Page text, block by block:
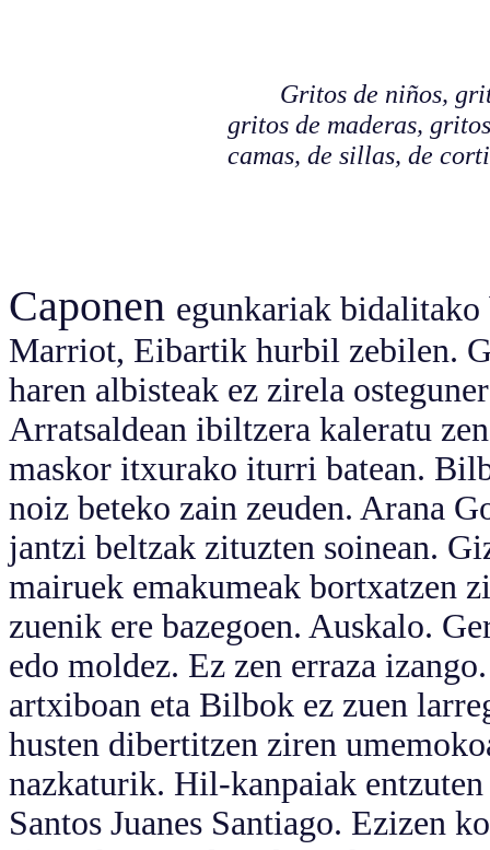
Gritos de niños,
gritos de maderas,
camas, de sillas, de
Caponen egunkariak bidalitako
Marriot, Eibartik hurbil zebilen.
haren albisteak ez zirela
Arratsaldean ibiltzera kaleratu
maskor itxurako iturri batean.
noiz beteko zain zeuden. Arana
jantzi beltzak zituzten soinean.
mairuek emakumeak bortxatzen
zuenik ere bazegoen. Auskalo.
edo moldez. Ez zen erraza
artxiboan eta Bilbok ez zuen
husten dibertitzen ziren
nazkaturik. Hil-kanpaiak
Santos Juanes Santiago. Ezizen